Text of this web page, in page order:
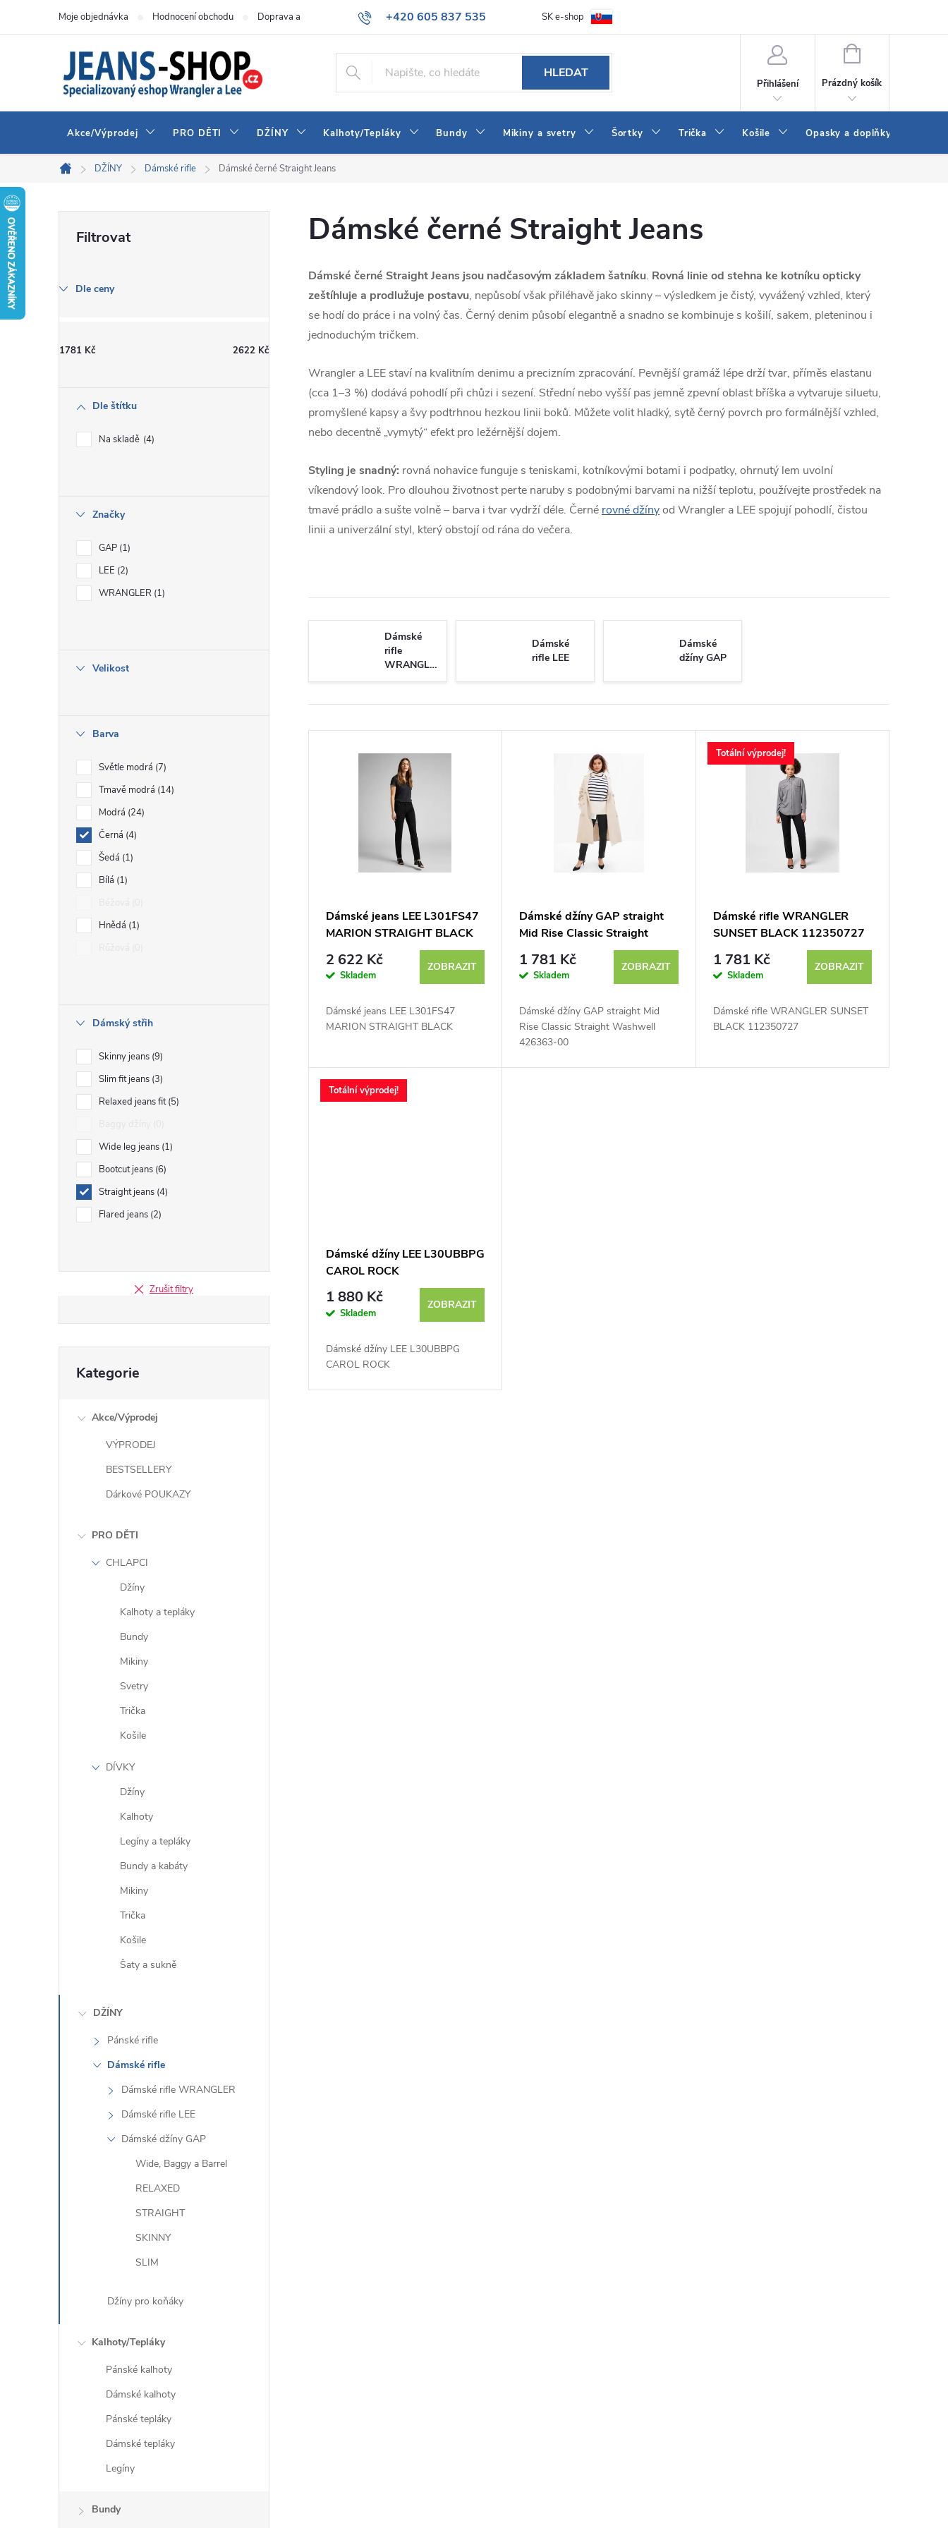
+420 605 837 535
info@jeans-shop.cz
Moje objednávka Hodnocení obchodu Doprava a platba Obchodní podmínky Naše prodejna Blog Kontakt
SK e-shop
HLEDAT
Přihlášení
NÁKUPNÍ
Prázdný košík
Akce/Výprodej PRO DĚTI DŽÍNY Kalhoty/Tepláky Bundy Mikiny a svetry Šortky Trička Košile Opasky a doplňky
Domů
DŽÍNY Dámské rifle Dámské černé Straight Jeans
s
Dle ceny
1781 Kč 2622 Kč
Dle štítku
Na skladě 4
Značky
GAP 1
LEE 2
WRANGLER 1
Velikost
Barva
Světle modrá 7
Tmavě modrá 14
Modrá 24
Černá 4
Šedá 1
Bílá 1
Hnědá 1
Dámský střih
Skinny jeans 9
Slim fit jeans 3
Relaxed jeans fit 5
Wide leg jeans 1
Bootcut jeans 6
Straight jeans 4
Flared jeans 2
Zrušit filtry
kategorie
Kategorie
Akce/Výprodej
VÝPRODEJ
BESTSELLERY
Dárkové POUKAZY
PRO DĚTI
CHLAPCI
Džíny
Kalhoty a tepláky
Bundy
Mikiny
Svetry
Trička
Košile
DÍVKY
Džíny
Kalhoty
Legíny a tepláky
Bundy a kabáty
Mikiny
Trička
Košile
Šaty a sukně
DŽÍNY
Pánské rifle
Dámské rifle
Dámské rifle WRANGLER
Dámské rifle LEE
Dámské džíny GAP
Wide, Baggy a Barrel
RELAXED
STRAIGHT
SKINNY
SLIM
Džíny pro koňáky
Kalhoty/Tepláky
Pánské kalhoty
Dámské kalhoty
Pánské tepláky
Dámské tepláky
Legíny
Bundy
Dámské černé Straight Jeans
Dámské černé Straight Jeans jsou nadčasovým základem šatníku. Rovná linie od stehna ke kotníku opticky
zeštíhluje a prodlužuje postavu, nepůsobí však přiléhavě jako skinny – výsledkem je čistý, vyvážený vzhled, který
se hodí do práce i na volný čas. Černý denim působí elegantně a snadno se kombinuje s košilí, sakem, pleteninou i
jednoduchým tričkem.
Wrangler a LEE staví na kvalitním denimu a precizním zpracování. Pevnější gramáž lépe drží tvar, příměs elastanu
(cca 1–3 %) dodává pohodlí při chůzi i sezení. Střední nebo vyšší pas jemně zpevní oblast bříška a vytvaruje siluetu,
promyšlené kapsy a švy podtrhnou hezkou linii boků. Můžete volit hladký, sytě černý povrch pro formálnější vzhled,
nebo decentně „vymytý“ efekt pro ležérnější dojem.
Styling je snadný: rovná nohavice funguje s teniskami, kotníkovými botami i podpatky, ohrnutý lem uvolní
víkendový look. Pro dlouhou životnost perte naruby s podobnými barvami na nižší teplotu, používejte prostředek na
tmavé prádlo a sušte volně – barva i tvar vydrží déle. Černé rovné džínyod Wrangler a LEE spojují pohodlí, čistou
linii a univerzální styl, který obstojí od rána do večera.
Dámské
rifle
WRANGLER
Dámské
rifle LEE
Dámské
džíny GAP
u
k
Dámské jeans LEE L301FS47
MARION STRAIGHT BLACK
2 622 Kč
Skladem
ZOBRAZIT
Dámské jeans LEE L301FS47
MARION STRAIGHT BLACK
Dámské džíny GAP straight
Mid Rise Classic Straight
Washwell 426363-00
1 781 Kč
Skladem
ZOBRAZIT
Dámské džíny GAP straight Mid
Rise Classic Straight Washwell
426363-00
Totální výprodej!
Dámské rifle WRANGLER
SUNSET BLACK 112350727
1 781 Kč
Skladem
ZOBRAZIT
Dámské rifle WRANGLER SUNSET
BLACK 112350727
Totální výprodej!
Dámské džíny LEE L30UBBPG
CAROL ROCK
1 880 Kč
Skladem
ZOBRAZIT
Dámské džíny LEE L30UBBPG
CAROL ROCK